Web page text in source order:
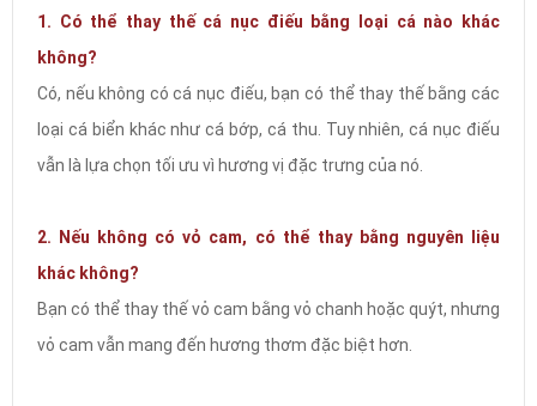
1. Có thể thay thế cá nục điếu bằng loại cá nào khác
không?
Có, nếu không có cá nục điếu, bạn có thể thay thế bằng các
loại cá biển khác như cá bớp, cá thu. Tuy nhiên, cá nục điếu
vẫn là lựa chọn tối ưu vì hương vị đặc trưng của nó.
2. Nếu không có vỏ cam, có thể thay bằng nguyên liệu
khác không?
Bạn có thể thay thế vỏ cam bằng vỏ chanh hoặc quýt, nhưng
vỏ cam vẫn mang đến hương thơm đặc biệt hơn.